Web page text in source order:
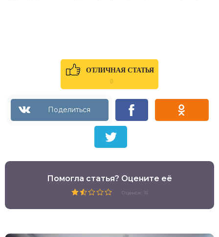
ОТЛИЧНАЯ СТАТЬЯ
0
Помогла статья? Оцените её
Оценок: 16